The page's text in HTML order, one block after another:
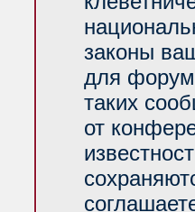
законы
для
таких
от